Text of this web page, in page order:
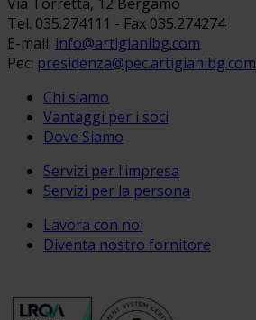
Tel. 035.274111 - Fax 035.274274
E-mail: info@artigianibg.com
Pec: presidenza@pec.artigianibg.com
Chi siamo
Vantaggi per i soci
Dove Siamo
Servizi per l’impresa
Servizi per la persona
Lavora con noi
Diventa nostro fornitore